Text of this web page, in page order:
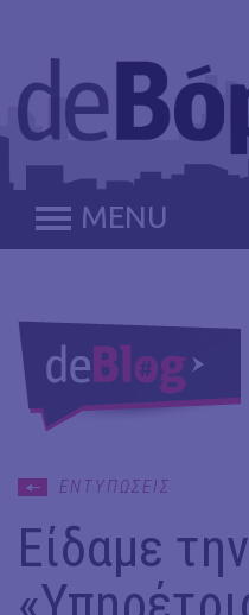
MENU
ΕΝΤΥΠΩΣΕΙΣ
Είδαμε την